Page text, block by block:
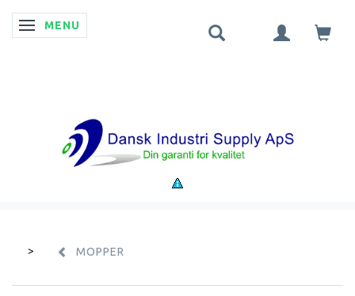
SKIFTE NAVIGATION
MENU
MOPPER